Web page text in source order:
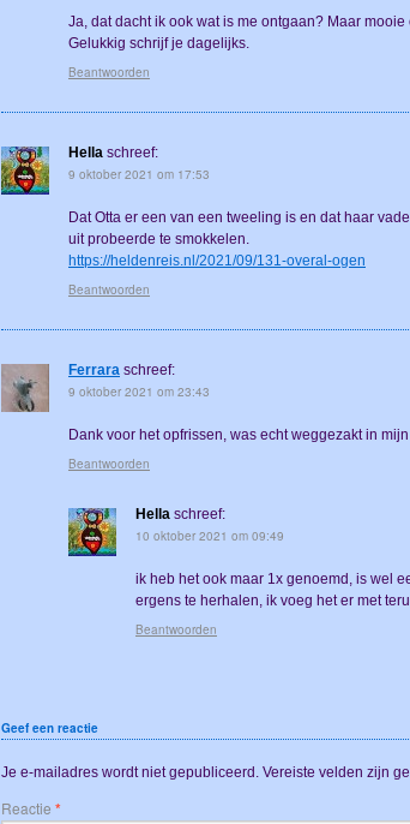
Ja, dat dacht ik ook wat is me ontgaan? Maar mooie
Gelukkig schrijf je dagelijks.
Beantwoorden
Hella schreef:
9 oktober 2021 om 17:53
Dat Otta er een van een tweeling is en dat haar
uit probeerde te smokkelen.
https://heldenreis.nl/2021/09/131-overal-ogen
Beantwoorden
Ferrara schreef:
9 oktober 2021 om 23:43
Dank voor het opfrissen, was echt weggezakt in
Beantwoorden
Hella schreef:
10 oktober 2021 om 09:49
ik heb het ook maar 1x genoemd, is wel
ergens te herhalen, ik voeg het er met
Beantwoorden
Geef een reactie
Je e-mailadres wordt niet gepubliceerd. Vereiste velden zijn
Reactie *